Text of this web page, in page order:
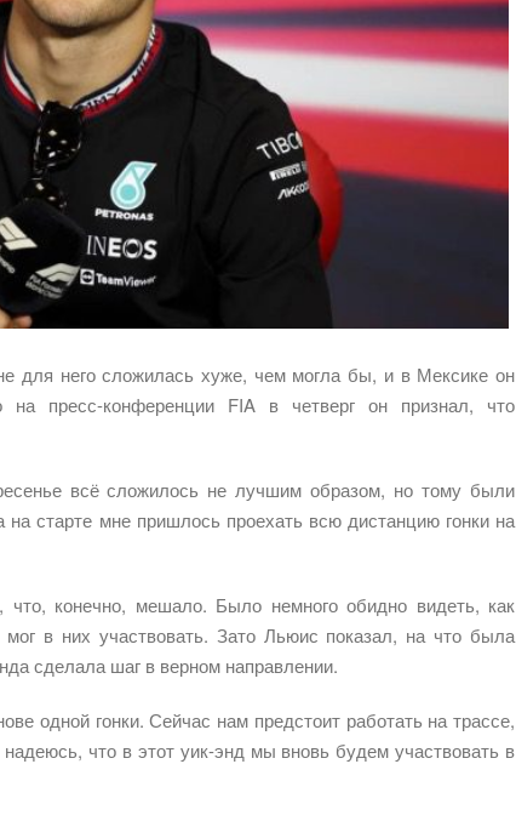
для него сложилась хуже, чем могла бы, и в Мексике он
пресс-конференции FIA в четверг он признал, что
всё сложилось не лучшим образом, но тому были
старте мне пришлось проехать всю дистанцию гонки на
конечно, мешало. Было немного обидно видеть, как
в них участвовать. Зато Льюис показал, на что была
сделала шаг в верном направлении.
одной гонки. Сейчас нам предстоит работать на трассе,
что в этот уик-энд мы вновь будем участвовать в